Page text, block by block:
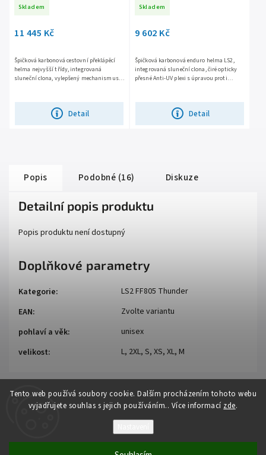
Tento web používá soubory cookie. Dalším procházením tohoto webu
vyjadřujete souhlas s jejich používáním.. Více informací zde.
Skladem
11 445 Kč
Detail
Špičková karbonová cestovní překlápěcí
helma nejvyšší třídy, integrovaná
sluneční clona, vylepšený mechanismus
Skladem
9 602 Kč
Detail
Špičková karbonová enduro helma LS2,
integrovaná sluneční clona, čiré opticky
přesné Anti-UV plexi s úpravou proti
Popis Podobné (16) Diskuze
Detailní popis produktu
Popis produktu není dostupný
Doplňkové parametry
Kategorie:
LS2 FF805 Thunder
EAN:
Zvolte variantu
pohlaví a věk:
unisex
velikost: L, 2XL, S, XS, XL, M
Auto - moto. Všechna práva vyhrazena.